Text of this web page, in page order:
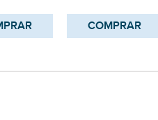
COMPRAR